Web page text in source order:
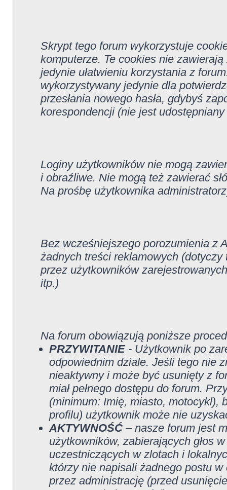
Skrypt tego forum wykorzystuje
komputerze. Te cookies nie
jedynie ułatwieniu korzystania z
wykorzystywany jedynie dla
przesłania nowego hasła, gdybyś
korespondencji (nie jest
Loginy użytkowników nie mogą
i obraźliwe. Nie mogą też zawierać
Na prośbę użytkownika
Bez wcześniejszego porozumienia z
żadnych treści reklamowych
przez użytkowników
itp.)
Na forum obowiązują poniższe
PRZYWITANIE- Użytkownik po
odpowiednim dziale. Jeśli tego nie
nieaktywny i może być usunięty z
miał pełnego dostępu do forum.
(minimum: Imię, miasto, motocykl),
profilu) użytkownik może nie
AKTYWNOŚĆ– nasze forum jest
użytkowników, zabierających głos
uczestniczących w zlotach i
którzy nie napisali żadnego postu
przez administrację (przed